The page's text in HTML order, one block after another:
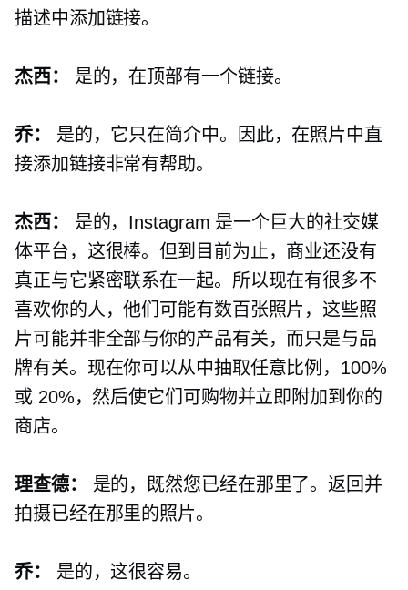
描述中添加链接。
杰西： 是的，在顶部有一个链接。
乔：
是的，它只在简介中。因此，在照片中直
接添加链接非常有帮助。
杰西：
是的，Instagram 是一个巨大的社交媒
体平台，这很棒。但到目前为止，商业还没有
真正与它紧密联系在一起。所以现在有很多不
喜欢你的人，他们可能有数百张照片，这些照
片可能并非全部与你的产品有关，而只是与品
牌有关。现在你可以从中抽取任意比例，100%
或 20%，然后使它们可购物并立即附加到你的
商店。
理查德：
是的，既然您已经在那里了。返回并
拍摄已经在那里的照片。
乔： 是的，这很容易。